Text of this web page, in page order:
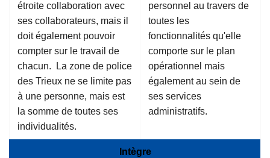
étroite collaboration avec
ses collaborateurs, mais il
doit également pouvoir
compter sur le travail de
chacun. La zone de police
des Trieux ne se limite pas
à une personne, mais est
la somme de toutes ses
individualités.
personnel au travers de
toutes les
fonctionnalités qu'elle
comporte sur le plan
opérationnel mais
également au sein de
ses services
administratifs.
Intègre